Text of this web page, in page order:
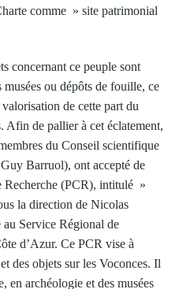
comme » site patrimonial
concernant ce peuple sont
ou dépôts de fouille, ce
de cette part du
Afin de pallier à cet éclatement,
du Conseil scientifique
Barruol), ont accepté de
Recherche (PCR), intitulé »
la direction de Nicolas
Service Régional de
d’Azur. Ce PCR vise à
des objets sur les Voconces. Il
en archéologie et des musées